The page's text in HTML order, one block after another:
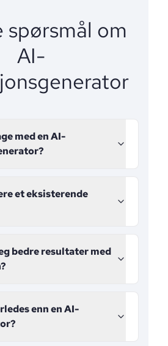
spørsmål om
AI-
med en AI-
et eksisterende
bedre resultater med
enn en AI-